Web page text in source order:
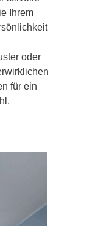
Ihrem
oder
für ein